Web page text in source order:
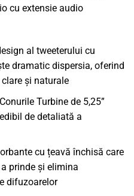
cu extensie audio
al tweeterului cu
dramatic dispersia, oferind
și naturale
Turbine de 5,25”
de detaliată a
cu țeavă închisă care
prinde și elimina
difuzoarelor